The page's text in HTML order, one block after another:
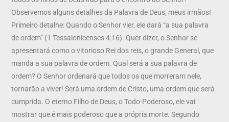
Observemos alguns detalhes da Palavra de Deus, meus irmãos!
Primeiro detalhe: Quando o Senhor vier, ele dará “a sua palavra
de ordem” (1 Tessalonicenses 4:16). Quer dizer, o Senhor se
apresentará como o vitorioso Rei dos reis, o grande General, que
manda a sua palavra de ordem. Qual será a sua palavra de
ordem? O Senhor ordenará que todos os que morreram nele,
tornarão a viver! Será uma ordem de Cristo, uma ordem que será
cumprida. O eterno Filho de Deus, o Todo-Poderoso, ele vai
mostrar que é mais poderoso que a própria morte. Segundo